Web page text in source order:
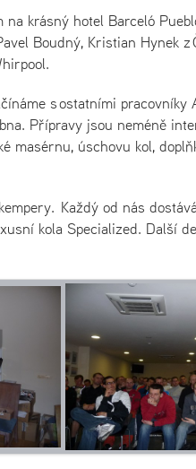
krásný hotel Barceló
Boudný, Kristian Hynek z
s ostatními pracovníky
Přípravy jsou neméně
masérnu, úschovu kol,
Každý od nás
kola Specialized. Další